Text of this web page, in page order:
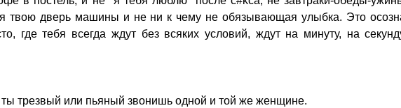
твою дверь машины и не ни к чему не обязывающая улыбка. Это
где тебя всегда ждут без всяких условий, ждут на минуту, на
ты трезвый или пьяный звонишь одной и той же женщине.